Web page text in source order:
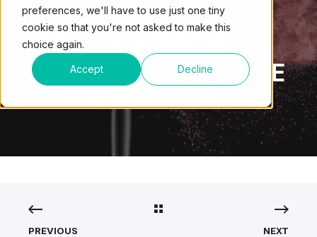
preferences, we'll have to use just one tiny
cookie so that you're not asked to make this
choice again.
Accept Decline
HOLA,
VIDEOCONFERENCIA.
ADIÓS, MIAMI SALA DE
CONFERENCIAS?
PREVIOUS NEXT